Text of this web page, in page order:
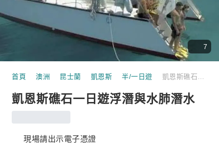
7
首頁 澳洲 昆士蘭 凱恩斯 半/一日遊
凱恩斯礁石一日遊浮潛與水肺潛水
現場請出示電子憑證